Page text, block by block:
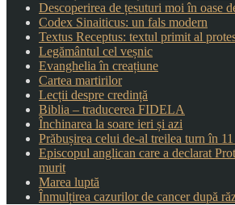
Descoperirea de țesuturi moi în oase
Codex Sinaiticus: un fals modern
Textus Receptus: textul primit al
Legământul cel veșnic
Evanghelia în creațiune
Cartea martirilor
Lecții despre credință
Biblia – traducerea FIDELA
Închinarea la soare ieri și azi
Prăbușirea celui de-al treilea turn în
Episcopul anglican care a declarat
murit
Marea luptă
Înmulțirea cazurilor de cancer după